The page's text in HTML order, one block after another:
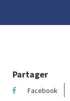
Partager
Facebook